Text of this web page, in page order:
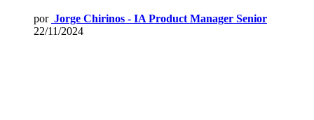
por Jorge Chirinos - IA Product Manager Senior
22/11/2024